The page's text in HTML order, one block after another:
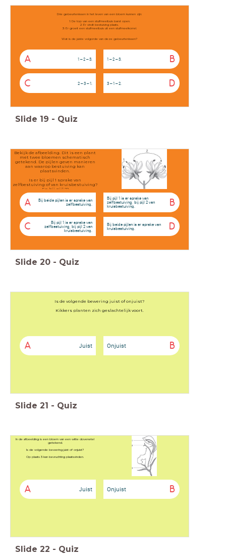
Drie gebeurtenissen in het leven van een bloem kunnen zijn:
1: De top van een stuifmeelbuis barst open.
2: Er vindt bestuiving plaats.
3: Er groeit een stuifmeelbuis uit een stuifmeelkorrel.
Wat is de juiste volgorde van deze gebeurtenissen?
A 1 – 2 – 3. B
1 – 2 – 3.
C 2 – 3 – 1. D
3 – 1 – 2.
Slide 19 - Quiz
Bekijk de afbeelding. Dit is een plant
met twee bloemen schematisch
getekend. De pijlen geven manieren
aan waarop bestuiving kan
plaatsvinden.
Is er bij pijl 1 sprake van
zelfbestuiving of van kruisbestuiving?
En bij pijl 2?
A
Bij beide pijlen is er sprake van
zelfbestuiving.
B
Bij pijl 1 is er sprake van
zelfbestuiving, bij pijl 2 van
kruisbestuiving.
C
Bij pijl 1 is er sprake van
zelfbestuiving, bij pijl 2 van
kruisbestuiving.
D
Bij beide pijlen is er sprake van
kruisbestuiving.
Slide 20 - Quiz
Is de volgende bewering juist of onjuist?
Kikkers planten zich geslachtelijk voort.
A Juist B
Onjuist
Slide 21 - Quiz
In de afbeelding is een bloem van een witte dovenetel
getekend.
Is de volgende bewering juist of onjuist?
Op plaats 3 kan bevruchting plaatsvinden.
A Juist B
Onjuist
Slide 22 - Quiz